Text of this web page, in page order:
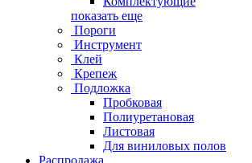
показать еще
Пороги
Инструмент
Клей
Крепеж
Подложка
Пробковая
Полиуретановая
Листовая
Для виниловых полов
Распродажа